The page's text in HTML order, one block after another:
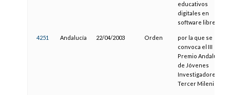
educativos
digitales en
software libre
4251 Andalucía 22/04/2003 Orden
por la que se
convoca el III
Premio Andalucía
de Jóvenes
Investigadores/as
Tercer Milenio